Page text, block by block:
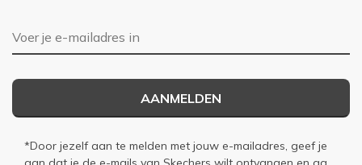
E-mailadres
AANMELDEN
*Door jezelf aan te melden met jouw e-mailadres, geef je